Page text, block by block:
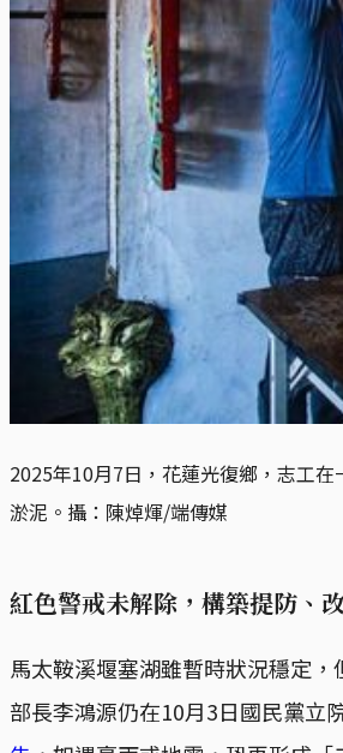
2025年10月7日，花蓮光復鄉，志工
淤泥。攝：陳焯煇/端傳媒
紅色警戒未解除，構築提防、
馬太鞍溪堰塞湖雖暫時狀況穩定
部長李鴻源仍在10月3日國民黨立